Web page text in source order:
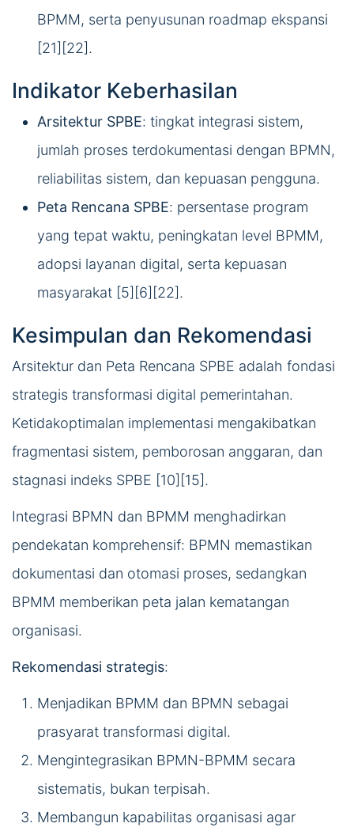
BPMM, serta penyusunan roadmap ekspansi
[21][22].
Indikator Keberhasilan
Arsitektur SPBE: tingkat integrasi sistem,
jumlah proses terdokumentasi dengan BPMN,
reliabilitas sistem, dan kepuasan pengguna.
Peta Rencana SPBE: persentase program
yang tepat waktu, peningkatan level BPMM,
adopsi layanan digital, serta kepuasan
masyarakat [5][6][22].
Kesimpulan dan Rekomendasi
Arsitektur dan Peta Rencana SPBE adalah fondasi
strategis transformasi digital pemerintahan.
Ketidakoptimalan implementasi mengakibatkan
fragmentasi sistem, pemborosan anggaran, dan
stagnasi indeks SPBE [10][15].
Integrasi BPMN dan BPMM menghadirkan
pendekatan komprehensif: BPMN memastikan
dokumentasi dan otomasi proses, sedangkan
BPMM memberikan peta jalan kematangan
organisasi.
Rekomendasi strategis:
Menjadikan BPMM dan BPMN sebagai
prasyarat transformasi digital.
Mengintegrasikan BPMN-BPMM secara
sistematis, bukan terpisah.
Membangun kapabilitas organisasi agar